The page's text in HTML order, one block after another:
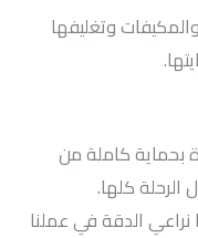
وتغليفها
بحماية كاملة من
كلها.
الدقة في عملنا